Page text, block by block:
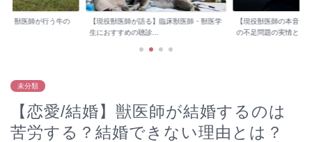
】獣医師が行う牛の
【現役獣医師が語る】臨床獣医師・獣医学
生におすすめの聴診...
【現役獣医師の本音】
の不足問題の実情と...
未分類
【恋愛/結婚】獣医師が結婚するのは
苦労する？結婚できない理由とは？